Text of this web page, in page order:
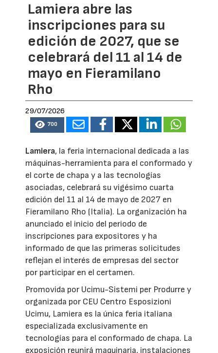
Lamiera abre las
inscripciones para su
edición de 2027, que se
celebrará del 11 al 14 de
mayo en Fieramilano
Rho
29/07/2026
700
Lamiera, la feria internacional dedicada a las
máquinas-herramienta para el conformado y
el corte de chapa y a las tecnologías
asociadas, celebrará su vigésimo cuarta
edición del 11 al 14 de mayo de 2027 en
Fieramilano Rho (Italia). La organización ha
anunciado el inicio del periodo de
inscripciones para expositores y ha
informado de que las primeras solicitudes
reflejan el interés de empresas del sector
por participar en el certamen.
Promovida por Ucimu-Sistemi per Produrre y
organizada por CEU Centro Esposizioni
Ucimu, Lamiera es la única feria italiana
especializada exclusivamente en
tecnologías para el conformado de chapa. La
exposición reunirá maquinaria, instalaciones